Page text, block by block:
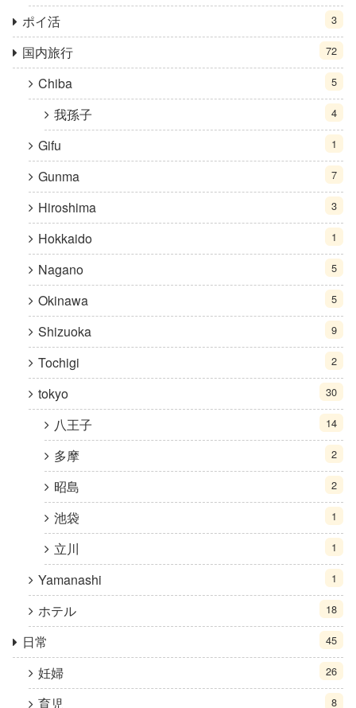
ポイ活 3
国内旅行 72
Chiba 5
我孫子 4
Gifu 1
Gunma 7
Hiroshima 3
Hokkaido 1
Nagano 5
Okinawa 5
Shizuoka 9
Tochigi 2
tokyo 30
八王子 14
多摩 2
昭島 2
池袋 1
立川 1
Yamanashi 1
ホテル 18
日常 45
妊婦 26
育児 8